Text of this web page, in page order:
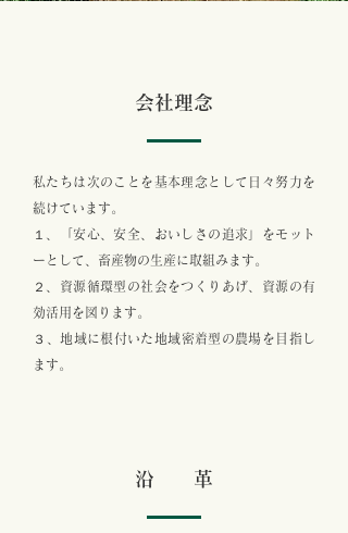
会社理念
私たちは次のことを基本理念として日々努力を
続けています。
１、「安心、安全、おいしさの追求」をモット
ーとして、畜産物の生産に取組みます。
２、資源循環型の社会をつくりあげ、資源の有
効活用を図ります。
​３、地域に根付いた地域密着型の農場を目指し
ます。
沿 革